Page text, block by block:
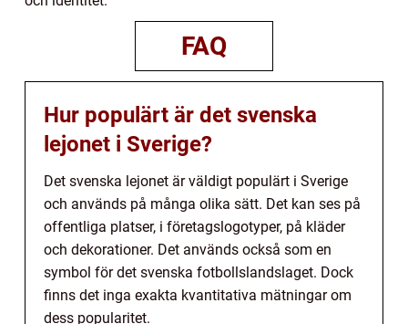
FAQ
Hur populärt är det svenska
lejonet i Sverige?
Det svenska lejonet är väldigt populärt i Sverige
och används på många olika sätt. Det kan ses på
offentliga platser, i företagslogotyper, på kläder
och dekorationer. Det används också som en
symbol för det svenska fotbollslandslaget. Dock
finns det inga exakta kvantitativa mätningar om
dess popularitet.